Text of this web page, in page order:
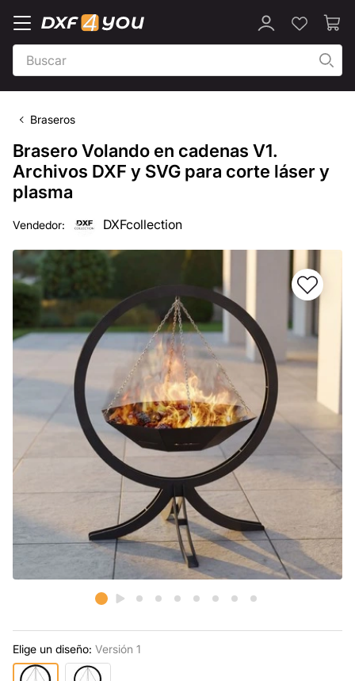
Braseros
Brasero Volando en cadenas V1.
Archivos DXF y SVG para corte láser y
plasma
Vendedor: DXFcollection
Elige un diseño: Versión 1